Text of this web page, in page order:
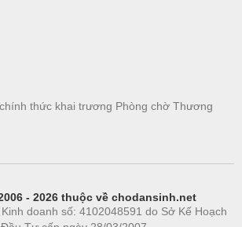
thức khai trương Phòng chờ Thương
- 2026 thuộc về chodansinh.net
doanh số: 4102048591 do Sở Kế Hoạch